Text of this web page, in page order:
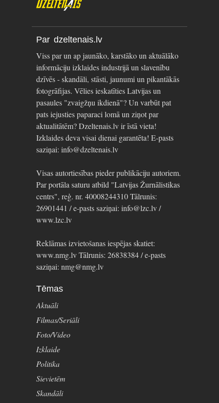
Par dzeltenais.lv
Viss par un ap jaunāko, karstāko un aktuālāko
informāciju izklaides industrijā un slavenību
dzīvēs - skandāli, stāsti, jaunumi un pikantākās
fotogrāfijas. Vēlies ieskatīties Latvijas un
pasaules "zvaigžņu ikdienā"? Un varbūt pat
pats iejusties paparaci lomā un ziņot par
aktualitātēm? Dzeltenais.lv ir īstā vieta!
Izklaides deva visai dienai garantēta! E-pasts
saziņai: info@dzeltenais.lv
Visas autortiesības pieder publikāciju autoriem.
Par portāla saturu atbild "Latvijas Žurnālistikas
centrs", reģ. nr. 40008244310 Tālrunis:
26901441 / e-pasts saziņai: info@lzc.lv /
www.lzc.lv
Reklāmas izvietošanas iespējas skatiet:
www.nmg.lv Tālrunis: 26838384 / e-pasts
saziņai: nmg@nmg.lv
Tēmas
Aktuāli
Filmas/Seriāli
Foto/Video
Izklaide
Politika
Sievietēm
Skandāli